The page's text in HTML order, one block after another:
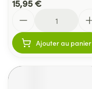
15,95 €
Ajouter au panier